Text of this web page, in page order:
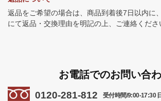
返品をご希望の場合は、商品到着後7日以内に
にて返品・交換理由を明記の上、ご連絡くださ
お電話でのお問い合
0120-281-812 受付時間/9:00-17:30